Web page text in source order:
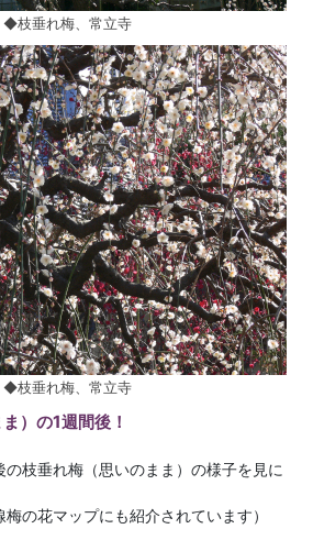
◆枝垂れ梅、常立寺
◆枝垂れ梅、常立寺
）の1週間後！
枝垂れ梅（思いのまま）の様子を見に
梅の花マップにも紹介されています）